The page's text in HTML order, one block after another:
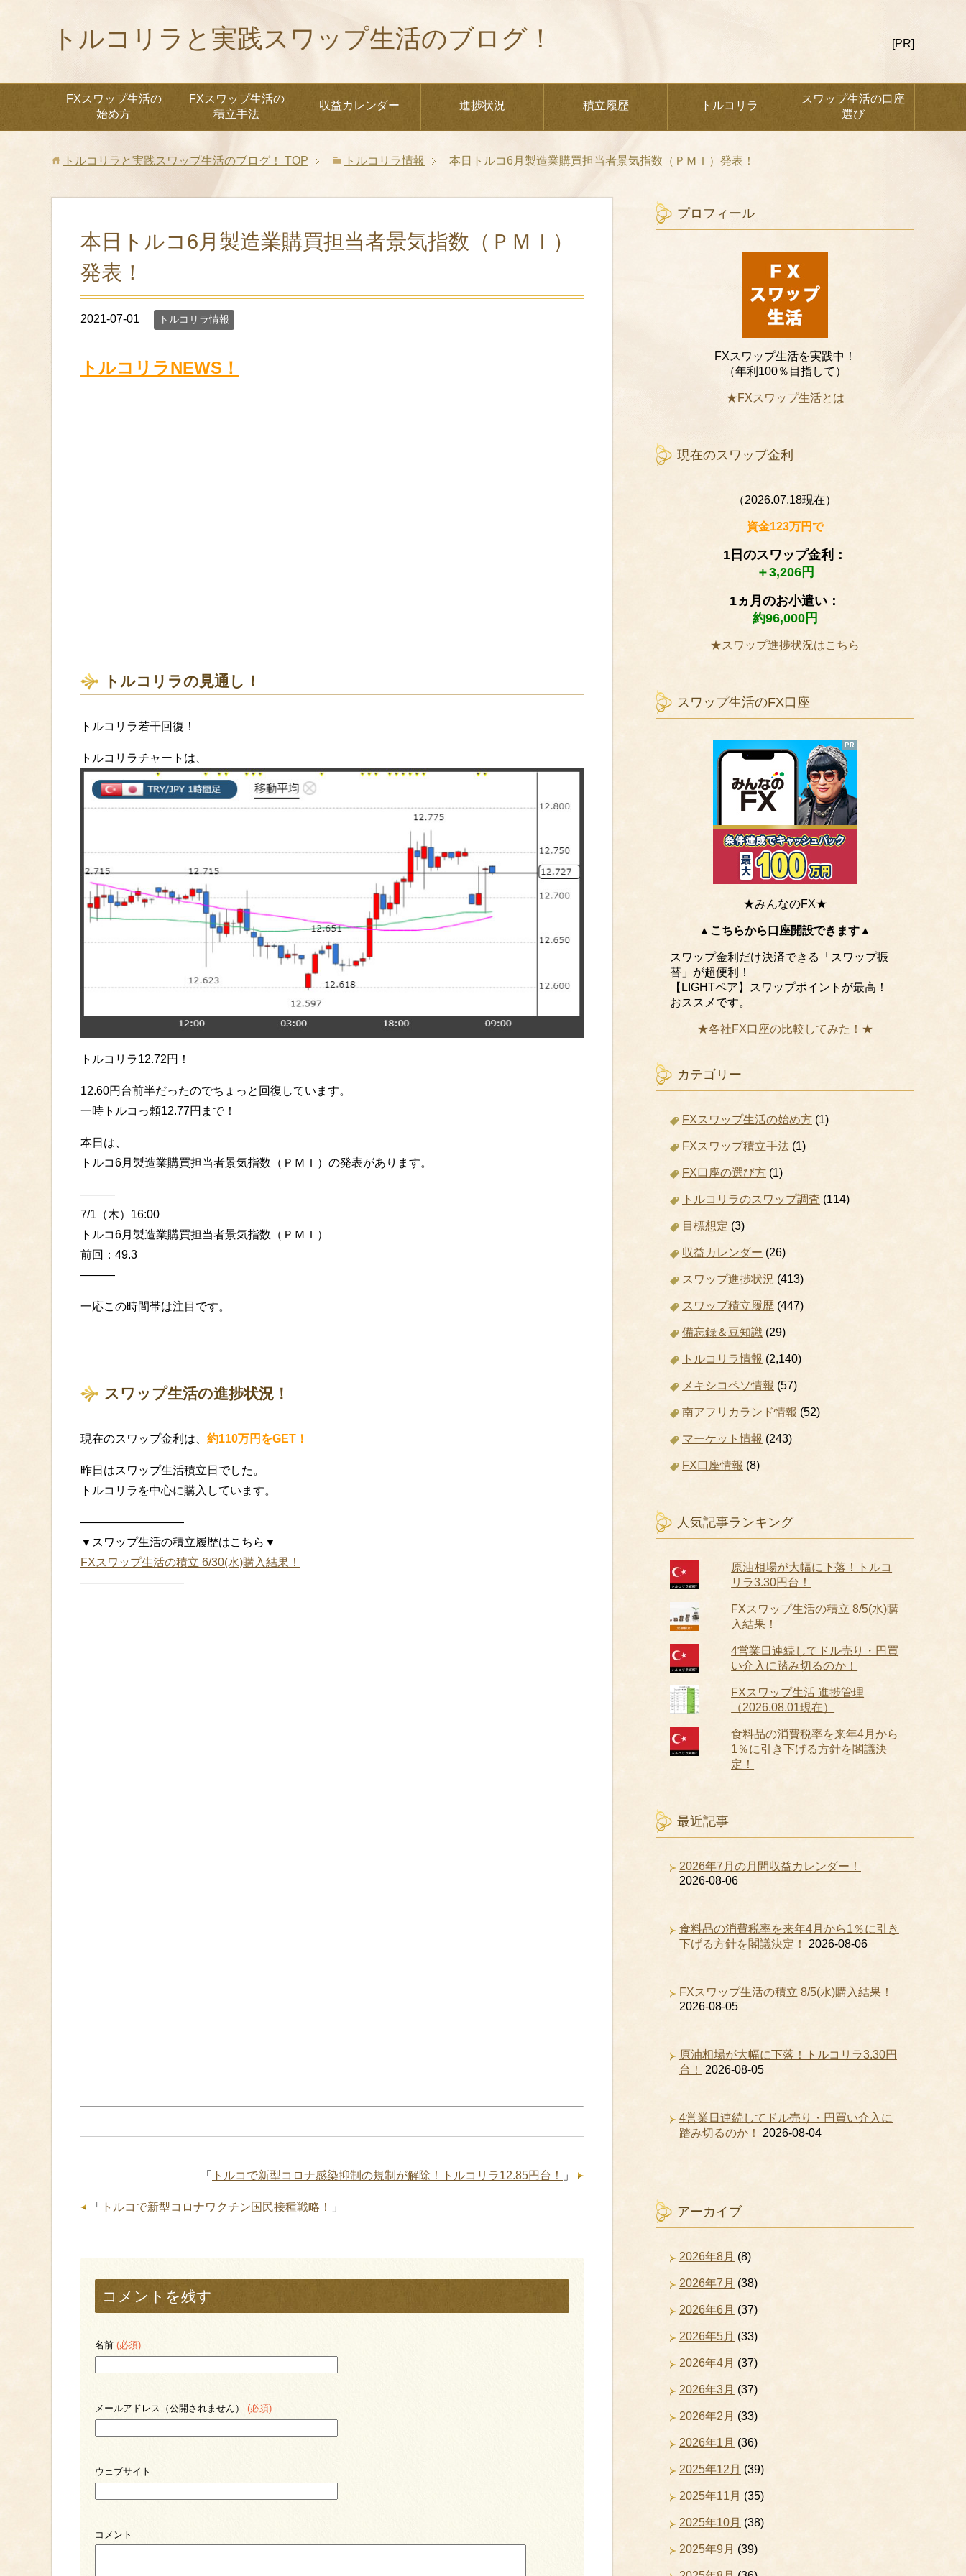
トルコリラと実践スワップ生活のブログ！ [PR]
FXスワップ生活の
始め方
FXスワップ生活の
積立手法
収益カレンダー 進捗状況 積立履歴 トルコリラ
スワップ生活の口座
選び
トルコリラと実践スワップ生活のブログ！ TOP トルコリラ情報 本日トルコ6月製造業購買担当者景気指数（ＰＭＩ）発表！
本日トルコ6月製造業購買担当者景気指数（ＰＭＩ）
発表！
2021-07-01 トルコリラ情報
トルコリラNEWS！
トルコリラの見通し！
トルコリラ若干回復！
トルコリラチャートは、
トルコリラ12.72円！
12.60円台前半だったのでちょっと回復しています。
一時トルコっ頼12.77円まで！
本日は、
トルコ6月製造業購買担当者景気指数（ＰＭＩ）の発表があります。
———
7/1（木）16:00
トルコ6月製造業購買担当者景気指数（ＰＭＩ）
前回：49.3
———
一応この時間帯は注目です。
スワップ生活の進捗状況！
現在のスワップ金利は、 約110万円をGET！
昨日はスワップ生活積立日でした。
トルコリラを中心に購入しています。
—————————
▼スワップ生活の積立履歴はこちら▼
FXスワップ生活の積立 6/30(水)購入結果！
—————————
「 トルコで新型コロナ感染抑制の規制が解除！トルコリラ12.85円台！ 」
「 トルコで新型コロナワクチン国民接種戦略！ 」
コメントを残す
名前 (必須)
メールアドレス（公開されません） (必須)
ウェブサイト
コメント
プロフィール
FXスワップ生活を実践中！
（年利100％目指して）
★FXスワップ生活とは
現在のスワップ金利
（2026.07.18現在）
資金123万円で
1日のスワップ金利：
＋3,206円
1ヵ月のお小遣い：
約96,000円
★スワップ進捗状況はこちら
スワップ生活のFX口座
★みんなのFX★
▲こちらから口座開設できます▲
スワップ金利だけ決済できる「スワップ振
替」が超便利！
【LIGHTペア】スワップポイントが最高！
おススメです。
★各社FX口座の比較してみた！★
カテゴリー
FXスワップ生活の始め方 (1)
FXスワップ積立手法 (1)
FX口座の選び方 (1)
トルコリラのスワップ調査 (114)
目標想定 (3)
収益カレンダー (26)
スワップ進捗状況 (413)
スワップ積立履歴 (447)
備忘録＆豆知識 (29)
トルコリラ情報 (2,140)
メキシコペソ情報 (57)
南アフリカランド情報 (52)
マーケット情報 (243)
FX口座情報 (8)
人気記事ランキング
原油相場が大幅に下落！トルコ
リラ3.30円台！
FXスワップ生活の積立 8/5(水)購
入結果！
4営業日連続してドル売り・円買
い介入に踏み切るのか！
FXスワップ生活 進捗管理
（2026.08.01現在）
食料品の消費税率を来年4月から
1％に引き下げる方針を閣議決
定！
最近記事
2026年7月の月間収益カレンダー！
2026-08-06
食料品の消費税率を来年4月から1％に引き
下げる方針を閣議決定！
2026-08-06
FXスワップ生活の積立 8/5(水)購入結果！
2026-08-05
原油相場が大幅に下落！トルコリラ3.30円
台！
2026-08-05
4営業日連続してドル売り・円買い介入に
踏み切るのか！
2026-08-04
アーカイブ
2026年8月 (8)
2026年7月 (38)
2026年6月 (37)
2026年5月 (33)
2026年4月 (37)
2026年3月 (37)
2026年2月 (33)
2026年1月 (36)
2025年12月 (39)
2025年11月 (35)
2025年10月 (38)
2025年9月 (39)